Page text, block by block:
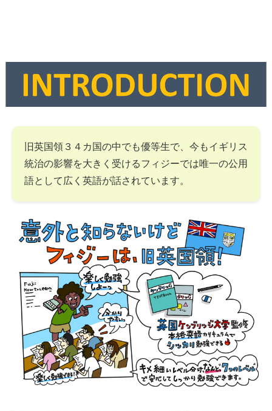
旧英国領３４カ国の中でも優等生で、今もイギリス
統治の影響を大きく受けるフィジーでは唯一の公用
語として広く英語が話されています。